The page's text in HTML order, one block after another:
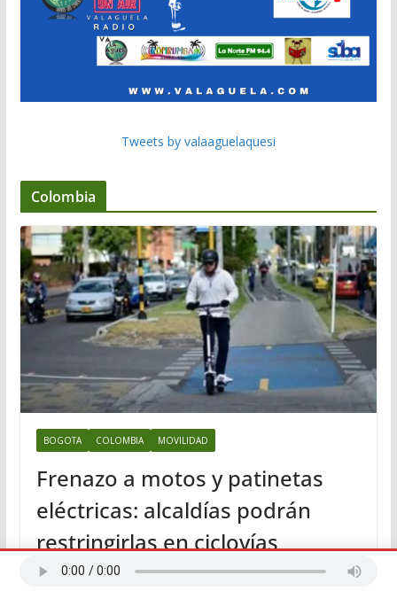
Tweets by valaaguelaquesi
Colombia
BOGOTA COLOMBIA MOVILIDAD
Frenazo a motos y patinetas
eléctricas: alcaldías podrán
restringirlas en ciclovías
agosto 7, 2026 Redaccion web